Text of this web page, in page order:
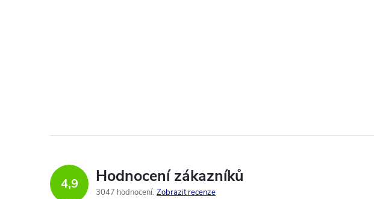
4,9 Hodnocení zákazníků
3047 hodnocení Zobrazit recenze